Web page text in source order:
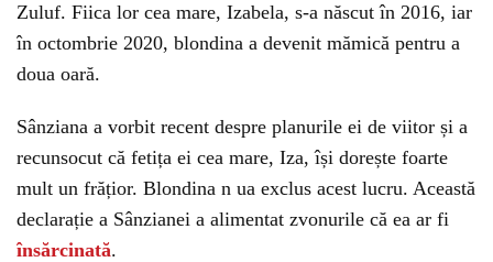
Zuluf. Fiica lor cea mare, Izabela, s-a născut în 2016, iar
în octombrie 2020, blondina a devenit mămică pentru a
doua oară.
Sânziana a vorbit recent despre planurile ei de viitor și a
recunsocut că fetița ei cea mare, Iza, își dorește foarte
mult un frățior. Blondina n ua exclus acest lucru. Această
declarație a Sânzianei a alimentat zvonurile că ea ar fi
însărcinată.